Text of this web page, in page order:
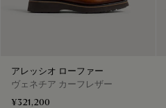
アレッシオ ローファー
ヴェネチア カーフレザー
¥321,200